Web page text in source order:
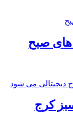
های صبح
کرج